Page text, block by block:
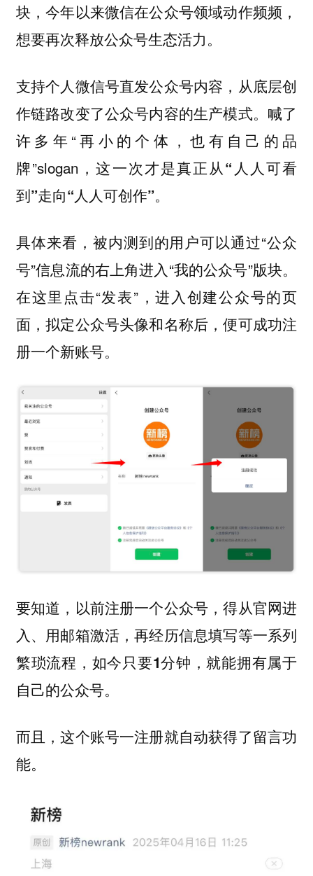
块，今年以来微信在公众号领域动作频频，
想要再次释放公众号生态活力。
支持个人微信号直发公众号内容，从底层创
作链路改变了公众号内容的生产模式。喊了
许多年“再小的个体，也有自己的品
牌”slogan，这一次才是真正从“人人可看
到”走向“人人可创作”。
具体来看，被内测到的用户可以通过“公众
号”信息流的右上角进入“我的公众号”版块。
在这里点击“发表”，进入创建公众号的页
面，拟定公众号头像和名称后，便可成功注
册一个新账号。
要知道，以前注册一个公众号，得从官网进
入、用邮箱激活，再经历信息填写等一系列
繁琐流程， 如今只要1分钟，就能拥有属于
自己的公众号。
而且，这个账号一注册就自动获得了留言功
能。